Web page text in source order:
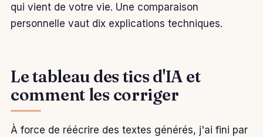
qui vient de votre vie. Une comparaison
personnelle vaut dix explications techniques.
Le tableau des tics d'IA et
comment les corriger
À force de réécrire des textes générés, j'ai fini par